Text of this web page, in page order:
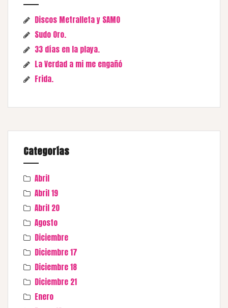
Discos Metralleta y SAMO
Sudo Oro.
33 días en la playa.
La Verdad a mi me engañó
Frida.
Categorías
Abril
Abril 19
Abril 20
Agosto
Diciembre
Diciembre 17
Diciembre 18
Diciembre 21
Enero